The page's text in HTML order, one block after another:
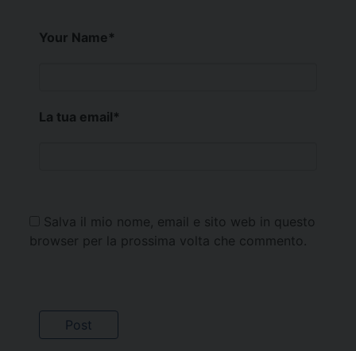
Your Name*
La tua email*
Salva il mio nome, email e sito web in questo
browser per la prossima volta che commento.